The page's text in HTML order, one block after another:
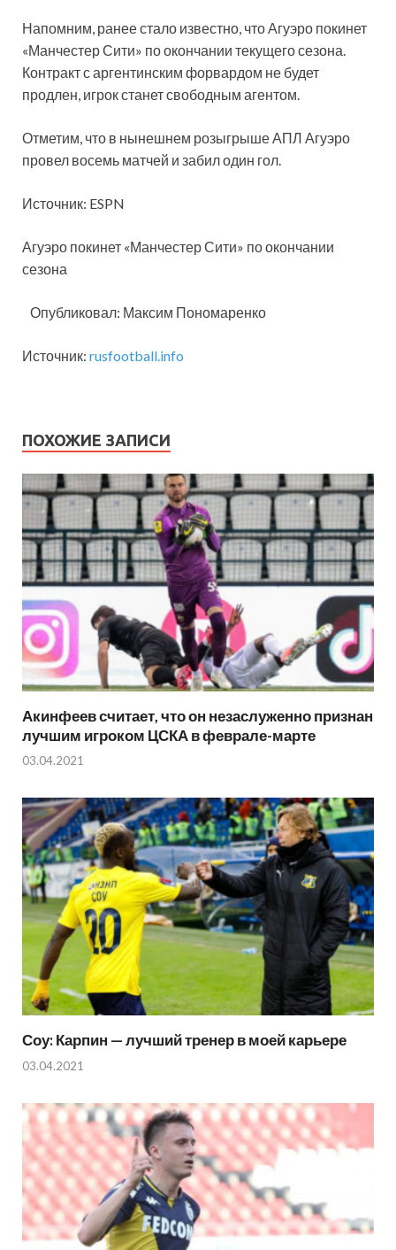
Напомним, ранее стало известно, что Агуэро покинет
«Манчестер Сити» по окончании текущего сезона.
Контракт с аргентинским форвардом не будет
продлен, игрок станет свободным агентом.
Отметим, что в нынешнем розыгрыше АПЛ Агуэро
провел восемь матчей и забил один гол.
Источник: ESPN
Агуэро покинет «Манчестер Сити» по окончании
сезона
Опубликовал: Максим Пономаренко
Источник: rusfootball.info
ПОХОЖИЕ ЗАПИСИ
Акинфеев считает, что он незаслуженно признан
лучшим игроком ЦСКА в феврале-марте
03.04.2021
Соу: Карпин — лучший тренер в моей карьере
03.04.2021